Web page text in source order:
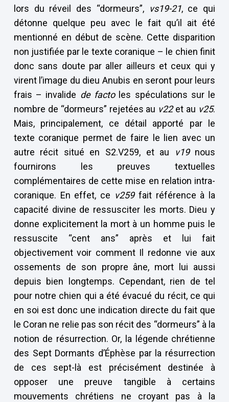
lors du réveil des “dormeurs”, vs19-21, ce qui
détonne quelque peu avec le fait qu’il ait été
mentionné en début de scène. Cette disparition
non justifiée par le texte coranique – le chien finit
donc sans doute par aller ailleurs et ceux qui y
virent l’image du dieu Anubis en seront pour leurs
frais – invalide de factoles spéculations sur le
nombre de “dormeurs” rejetées au v22et au v25.
Mais, principalement, ce détail apporté par le
texte coranique permet de faire le lien avec un
autre récit situé en S2.V259, et au
v19nous
fournirons les preuves textuelles
complémentaires de cette mise en relation intra-
coranique. En effet, ce v259fait référence à la
capacité divine de ressusciter les morts. Dieu y
donne explicitement la mort à un homme puis le
ressuscite “cent ans” après et lui fait
objectivement voir comment Il redonne vie aux
ossements de son propre âne, mort lui aussi
depuis bien longtemps. Cependant, rien de tel
pour notre chien qui a été évacué du récit, ce qui
en soi est donc une indication directe du fait que
le Coran ne relie pas son récit des “dormeurs” à la
notion de résurrection. Or, la légende chrétienne
des Sept Dormants d’Éphèse par la résurrection
de ces sept-là est précisément destinée à
opposer une preuve tangible à certains
mouvements chrétiens ne croyant pas à la